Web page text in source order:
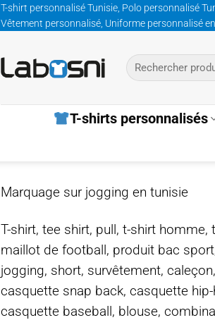
T-shirt personnalisé Tunisie, Polo personnalisé
Vêtement personnalisé, Uniforme personnalisé
Recherche
pour :
T-shirts personnalisés
Marquage sur jogging en tunisie
T-shirt, tee shirt, pull, t-shirt
maillot de football, produit bac
jogging, short, survêtement,
casquette snap back, casquette
casquette baseball, blouse,